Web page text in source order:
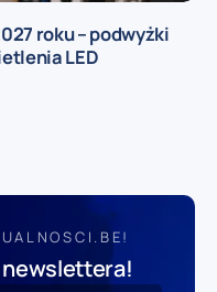
roku – podwyżki
LED
newslettera!